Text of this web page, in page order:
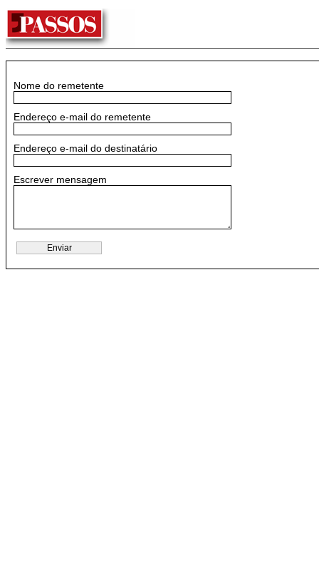
Nome do remetente
Endereço e-mail do remetente
Endereço e-mail do destinatário
Escrever mensagem